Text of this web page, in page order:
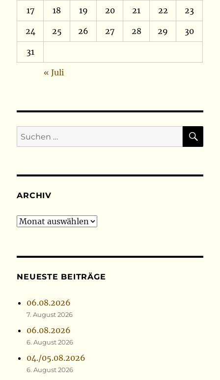
17 18 19 20 21 22 23
24 25 26 27 28 29 30
31
« Juli
Suchen
nach:
ARCHIV
Archiv
NEUESTE BEITRÄGE
06.08.2026
7. August 2026
06.08.2026
6. August 2026
04./05.08.2026
6. August 2026